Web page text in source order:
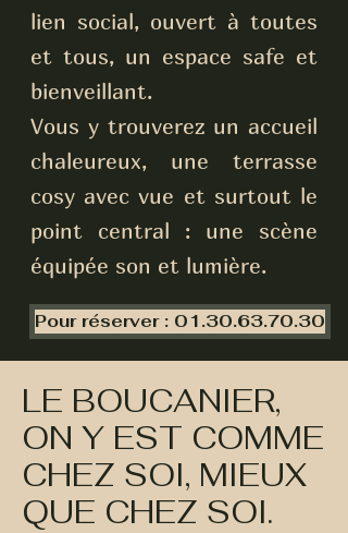
lien social, ouvert à toutes
et tous, un espace safe et
bienveillant.
Vous y trouverez un accueil
chaleureux, une terrasse
cosy avec vue et surtout le
point central : une scène
équipée son et lumière.
Pour réserver : 01.30.63.70.30
LE BOUCANIER,
ON Y EST COMME
CHEZ SOI, MIEUX
QUE CHEZ SOI.